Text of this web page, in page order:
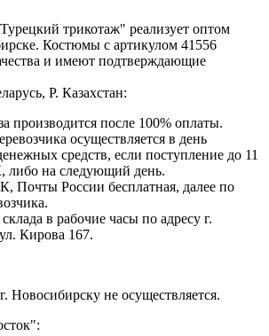
трикотаж" реализует оптом
Костюмы с артикулом 41556
и имеют подтверждающие
Р. Казахстан:
производится после 100% оплаты.
осуществляется в день
средств, если поступление до 11
либо на следующий день.
Почты России бесплатная, далее по
в рабочие часы по адресу г.
Кирова 167.
Новосибирску не осуществляется.